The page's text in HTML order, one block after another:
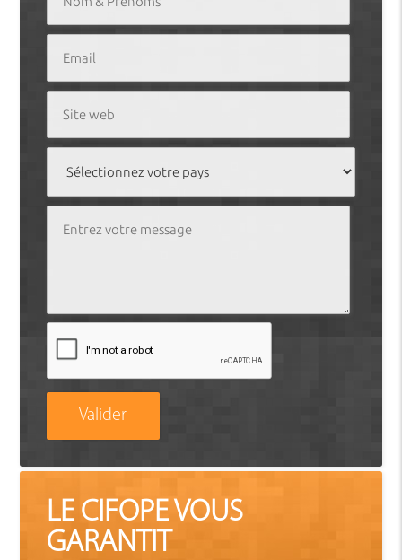
Valider
LE CIFOPE VOUS
GARANTIT